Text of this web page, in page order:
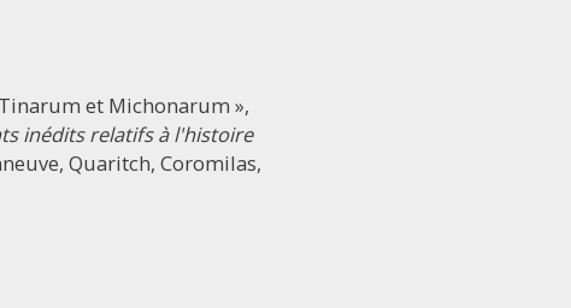
et Michonarum »,
inédits relatifs à l'histoire
Quaritch, Coromilas,